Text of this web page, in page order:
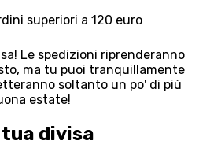
superiori a 120 euro
Le spedizioni riprenderanno
ma tu puoi tranquillamente
soltanto un po' di più
estate!
divisa